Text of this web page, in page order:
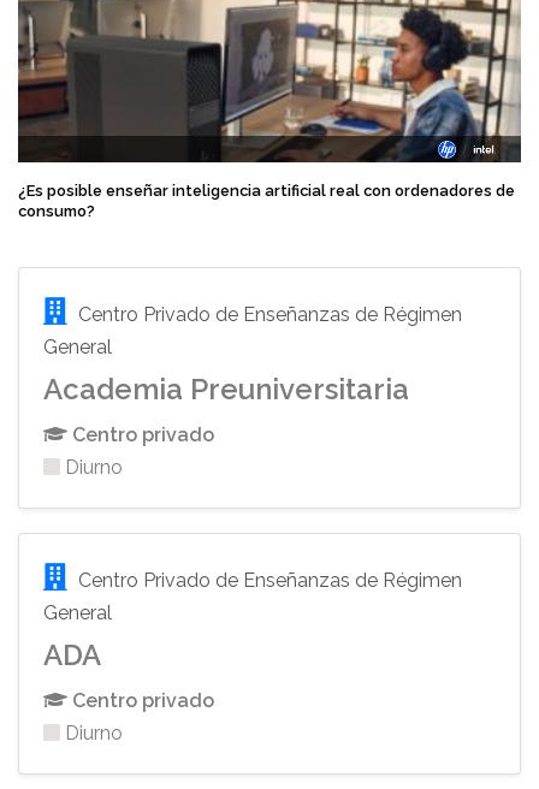
¿Es posible enseñar inteligencia artificial real con ordenadores de
consumo?
Centro Privado de Enseñanzas de Régimen
General
Academia Preuniversitaria
Centro privado
Diurno
Centro Privado de Enseñanzas de Régimen
General
ADA
Centro privado
Diurno